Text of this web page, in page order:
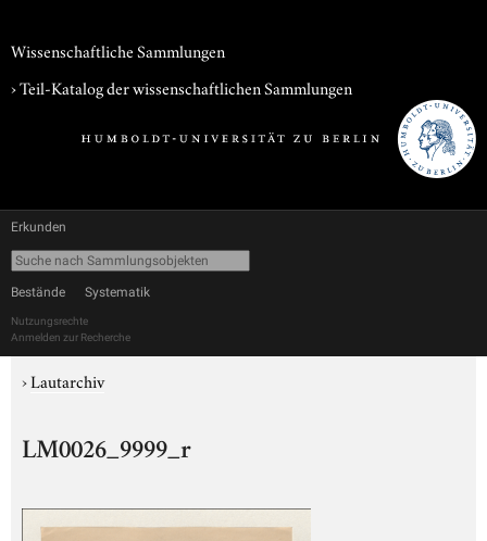
Wissenschaftliche Sammlungen
› Teil-Katalog der wissenschaftlichen Sammlungen
Erkunden
Bestände Systematik
Nutzungsrechte
Anmelden zur Recherche
›Lautarchiv
LM0026_9999_r